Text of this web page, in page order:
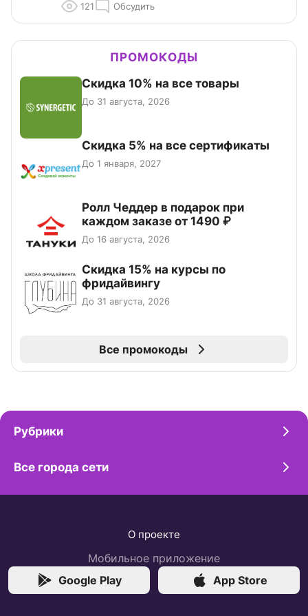
121 Обсудить
ПРОМОКОДЫ
Скидка 10% на все товары
До 31 августа, 2026
Скидка 5% на все сертификаты
До 1 января, 2027
Ролл Чеддер в подарок при
каждом заказе от 1490 ₽
До 16 августа, 2026
Скидка 15% на курсы по
фридайвингу
До 31 августа, 2026
Все промокоды
Рубрики
Все города сети
О проекте
Мобильное приложение
Google Play
App Store